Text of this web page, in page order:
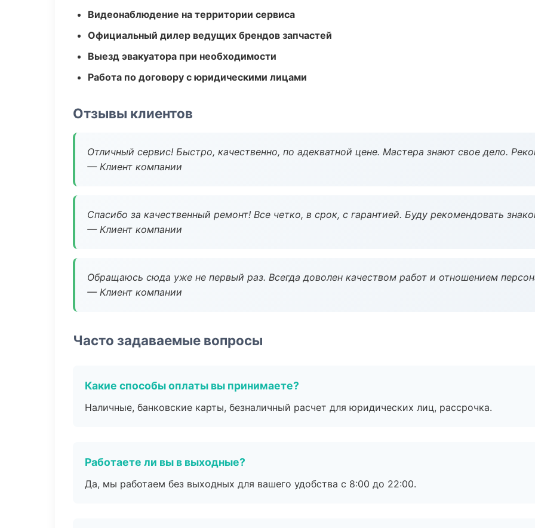
Видеонаблюдение на территории сервиса
Официальный дилер ведущих брендов запчастей
Выезд эвакуатора при необходимости
Работа по договору с юридическими лицами
Отзывы клиентов
Отличный сервис! Быстро, качественно, по адекватной цене. Мастера знают свое дело.
— Клиент компании
Спасибо за качественный ремонт! Все четко, в срок, с гарантией. Буду рекомендовать
— Клиент компании
Обращаюсь сюда уже не первый раз. Всегда доволен качеством работ и отношением
— Клиент компании
Часто задаваемые вопросы
Какие способы оплаты вы принимаете?
Наличные, банковские карты, безналичный расчет для юридических лиц, рассрочка.
Работаете ли вы в выходные?
Да, мы работаем без выходных для вашего удобства с 8:00 до 22:00.